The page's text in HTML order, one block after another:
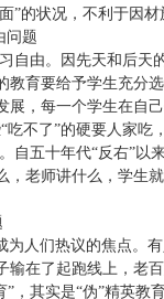
”的状况，不利于因
问题
自由。因先天和后天
教育要给予学生充分
展，每一个学生在自
不了”的硬要人家吃
自五十年代“反右”以
，老师讲什么，学生
为人们热议的焦点。
输在了起跑线上，老
”，其实是“伪”精英